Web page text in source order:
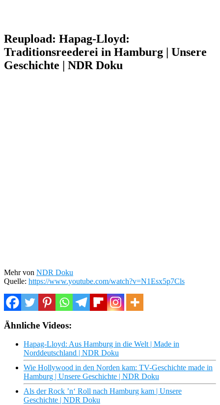
Reupload: Hapag-Lloyd:
Traditionsreederei in Hamburg | Unsere
Geschichte | NDR Doku
Mehr von NDR Doku
Quelle: https://www.youtube.com/watch?v=N1Esx5p7Cls
Ähnliche Videos:
Hapag-Lloyd: Aus Hamburg in die Welt | Made in
Norddeutschland | NDR Doku
Wie Hollywood in den Norden kam: TV-Geschichte made in
Hamburg | Unsere Geschichte | NDR Doku
Als der Rock ’n‘ Roll nach Hamburg kam | Unsere
Geschichte | NDR Doku